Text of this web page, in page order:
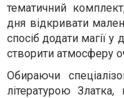
тематичний
дня відкривати
спосіб додати магії у
створити атмосферу
Обираючи
літературою